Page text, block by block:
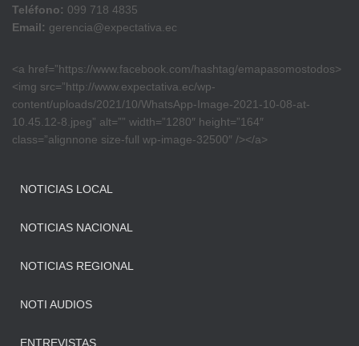
Teléfono: 099 718 4835
Email: gerencia@expectativa.ec
<a href=”https://www.facebook.com/hashtag/emapasomostodos>
<img src=”http://www.expectativa.ec/wp-
content/uploads/2021/10/WhatsApp-Image-2021-10-08-at-
10.45.12-8.jpeg” alt=”” width=”1280″ height=”164″
class=”alignnone size-full wp-image-32500″ /></a>
NOTICIAS LOCAL
NOTICIAS NACIONAL
NOTICIAS REGIONAL
NOTI AUDIOS
ENTREVISTAS